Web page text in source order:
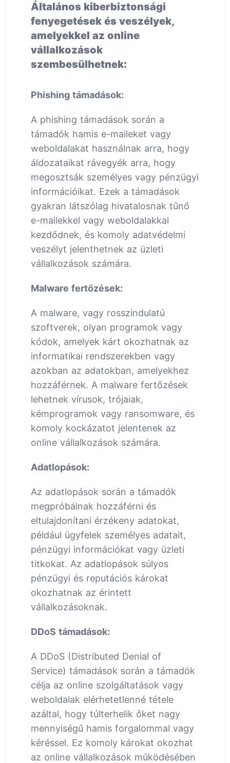
Általános kiberbiztonsági
fenyegetések és veszélyek,
amelyekkel az online
vállalkozások
szembesülhetnek:
Phishing támadások:
A phishing támadások során a
támadók hamis e-maileket vagy
weboldalakat használnak arra, hogy
áldozataikat rávegyék arra, hogy
megosztsák személyes vagy pénzügyi
információikat. Ezek a támadások
gyakran látszólag hivatalosnak tűnő
e-mailekkel vagy weboldalakkal
kezdődnek, és komoly adatvédelmi
veszélyt jelenthetnek az üzleti
vállalkozások számára.
Malware fertőzések:
A malware, vagy rosszindulatú
szoftverek, olyan programok vagy
kódok, amelyek kárt okozhatnak az
informatikai rendszerekben vagy
azokban az adatokban, amelyekhez
hozzáférnek. A malware fertőzések
lehetnek vírusok, trójaiak,
kémprogramok vagy ransomware, és
komoly kockázatot jelentenek az
online vállalkozások számára.
Adatlopások:
Az adatlopások során a támadók
megpróbálnak hozzáférni és
eltulajdonítani érzékeny adatokat,
például ügyfelek személyes adatait,
pénzügyi információkat vagy üzleti
titkokat. Az adatlopások súlyos
pénzügyi és reputációs károkat
okozhatnak az érintett
vállalkozásoknak.
DDoS támadások:
A DDoS (Distributed Denial of
Service) támadások során a támadók
célja az online szolgáltatások vagy
weboldalak elérhetetlenné tétele
azáltal, hogy túlterhelik őket nagy
mennyiségű hamis forgalommal vagy
kéréssel. Ez komoly károkat okozhat
az online vállalkozások működésében